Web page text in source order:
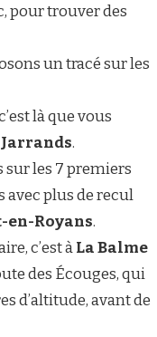
pour trouver des
un tracé sur les
là que vous
Jarrands.
sur les 7 premiers
avec plus de recul
en-Royans.
c’est àLa Balme
des Écouges, qui
d’altitude, avant de